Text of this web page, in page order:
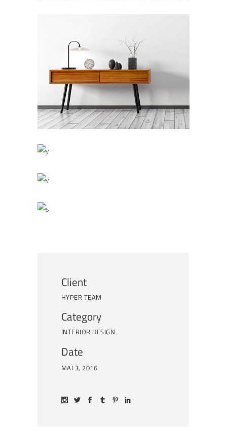
Client
HYPER TEAM
Category
INTERIOR DESIGN
Date
MAI 3, 2016